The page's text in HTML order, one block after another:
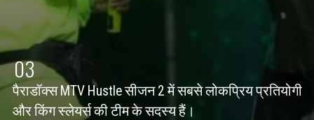
03
पैराडॉक्स MTV Hustle सीजन 2 में सबसे लोकप्रिय प्रतियोगी
और किंग स्लेयर्स की टीम के सदस्य हैं।